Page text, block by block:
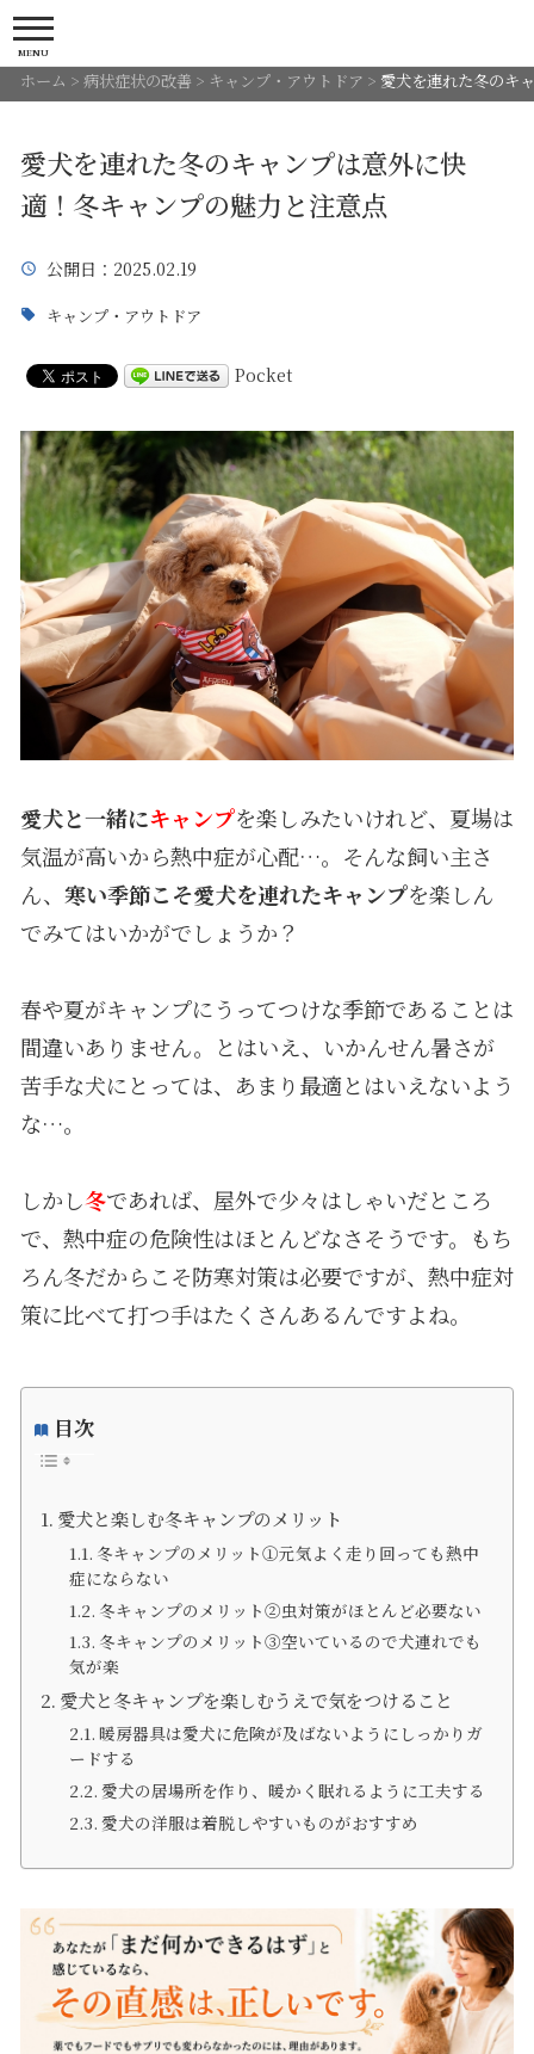
MENU
ホーム > 病状症状の改善 > キャンプ・アウトドア > 愛犬を連れた冬のキ
愛犬を連れた冬のキャンプは意外に快
適！冬キャンプの魅力と注意点
公開日 ：2025.02.19
キャンプ・アウトドア
Pocket
愛犬と一緒にキャンプを楽しみたいけれど、夏場は
気温が高いから熱中症が心配…。そんな飼い主さ
ん、 寒い季節こそ愛犬を連れたキャンプを楽しん
でみてはいかがでしょうか？
春や夏がキャンプにうってつけな季節であることは
間違いありません。とはいえ、いかんせん暑さが
苦手な犬にとっては、あまり最適とはいえないよう
な…。
しかし冬であれば、屋外で少々はしゃいだところ
で、熱中症の危険性はほとんどなさそうです。もち
ろん冬だからこそ防寒対策は必要ですが、熱中症対
策に比べて打つ手はたくさんあるんですよね。
目次
愛犬と楽しむ冬キャンプのメリット
冬キャンプのメリット①元気よく走り回っても熱中
症にならない
冬キャンプのメリット②虫対策がほとんど必要ない
冬キャンプのメリット③空いているので犬連れでも
気が楽
愛犬と冬キャンプを楽しむうえで気をつけること
暖房器具は愛犬に危険が及ばないようにしっかりガ
ードする
愛犬の居場所を作り、暖かく眠れるように工夫する
愛犬の洋服は着脱しやすいものがおすすめ